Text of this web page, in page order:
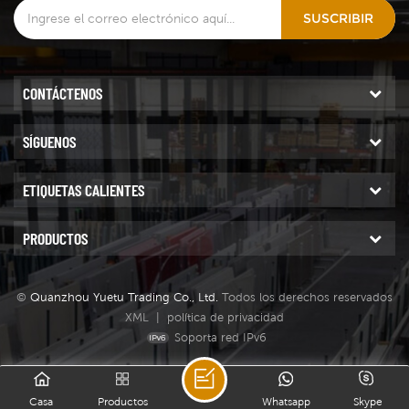
astillas en el borde del
nanovidrio y es posible que
los discos se rompan en
segmentos.
SUSCRIBIR
CONTÁCTENOS
SÍGUENOS
ETIQUETAS CALIENTES
PRODUCTOS
© Quanzhou Yuetu Trading Co., Ltd. Todos los derechos reservados
XML
| política de privacidad
Soporta red IPv6
Casa Productos Skype
Whatsapp